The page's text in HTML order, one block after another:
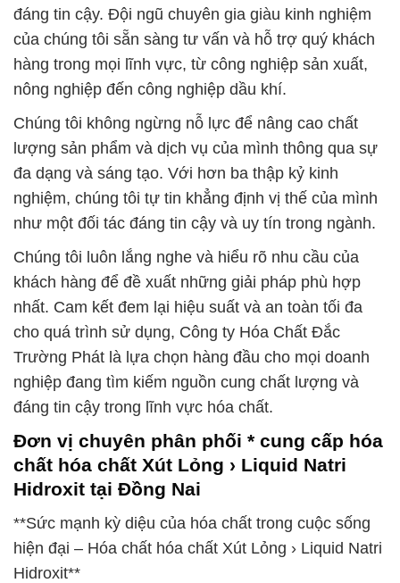
đáng tin cậy. Đội ngũ chuyên gia giàu kinh nghiệm
của chúng tôi sẵn sàng tư vấn và hỗ trợ quý khách
hàng trong mọi lĩnh vực, từ công nghiệp sản xuất,
nông nghiệp đến công nghiệp dầu khí.
Chúng tôi không ngừng nỗ lực để nâng cao chất
lượng sản phẩm và dịch vụ của mình thông qua sự
đa dạng và sáng tạo. Với hơn ba thập kỷ kinh
nghiệm, chúng tôi tự tin khẳng định vị thế của mình
như một đối tác đáng tin cậy và uy tín trong ngành.
Chúng tôi luôn lắng nghe và hiểu rõ nhu cầu của
khách hàng để đề xuất những giải pháp phù hợp
nhất. Cam kết đem lại hiệu suất và an toàn tối đa
cho quá trình sử dụng, Công ty Hóa Chất Đắc
Trường Phát là lựa chọn hàng đầu cho mọi doanh
nghiệp đang tìm kiếm nguồn cung chất lượng và
đáng tin cậy trong lĩnh vực hóa chất.
Đơn vị chuyên phân phối * cung cấp hóa
chất hóa chất Xút Lỏng › Liquid Natri
Hidroxit tại Đồng Nai
**Sức mạnh kỳ diệu của hóa chất trong cuộc sống
hiện đại – Hóa chất hóa chất Xút Lỏng › Liquid Natri
Hidroxit**